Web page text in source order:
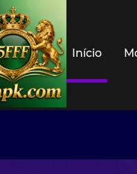
Início